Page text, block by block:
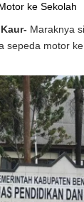
ke Sekolah
Maraknya
sepeda motor